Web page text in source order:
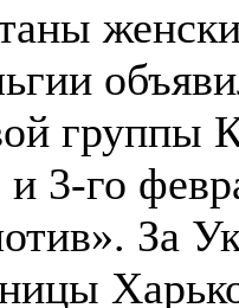
группы
и 3-го
За